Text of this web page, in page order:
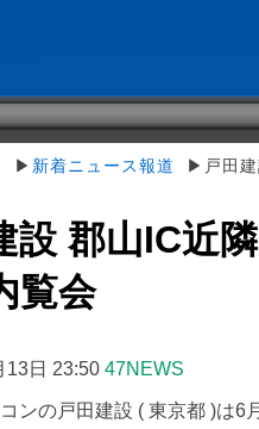
▶ 新着ニュース報道 ▶戸田建
設 郡山IC近
覧会
13日 23:50 47NEWS
ンの戸田建設 ( 東京都 )は6